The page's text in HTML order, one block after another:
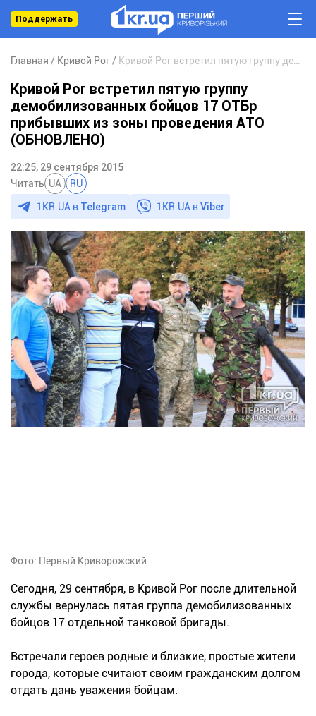
Поддержать
Главная Кривой Рог
Кривой Рог встретил пятую группу
демобилизованных бойцов 17 ОТБр
прибывших из зоны проведения АТО
(ОБНОВЛЕНО)
22:25, 29 сентября 2015
Читать UA RU
1KR.UA в Telegram 1KR.UA вViber
Фото: Первый Криворожский
Сегодня, 29 сентября, в Кривой Рог после длительной
службы вернулась пятая группа демобилизованных
бойцов 17 отдельной танковой бригады.
Встречали героев родные и близкие, простые жители
города, которые считают своим гражданским долгом
отдать дань уважения бойцам.